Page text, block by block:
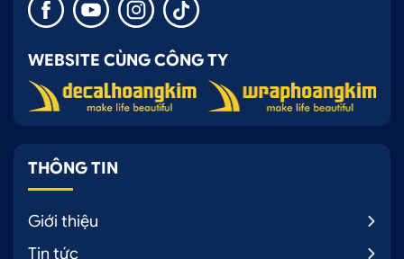
WEBSITE CÙNG CÔNG TY
THÔNG TIN
Giới thiệu
Tin tức